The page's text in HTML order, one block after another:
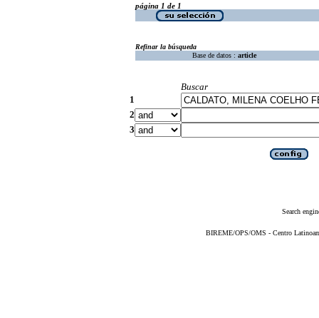
página 1 de 1
Refinar la búsqueda
Base de datos : article
Buscar
1
2
3
Search
BIREME/OPS/OMS - Centro